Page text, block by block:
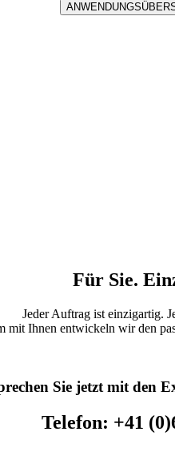
Für Sie.
Jeder Auftrag ist einzigartig.
mit Ihnen entwickeln wir den
Sie jetzt mit den
Telefon: +41